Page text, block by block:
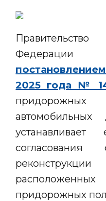
2025 года №
автомобильных
согласования
придорожных